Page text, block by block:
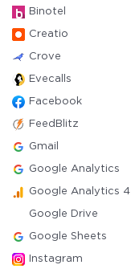
Binotel
Creatio
Crove
Evecalls
Facebook
FeedBlitz
Gmail
Google Analytics
Google Analytics 4
Google Drive
Google Sheets
Instagram